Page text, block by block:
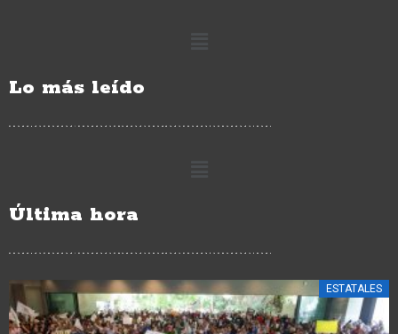
Lo más leído
Última hora
ESTATALES